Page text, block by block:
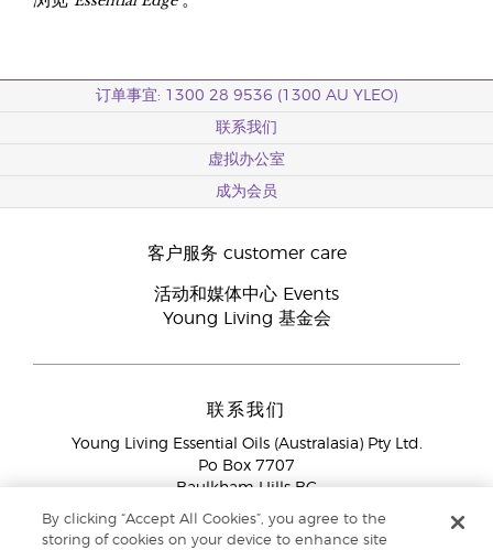
订单事宜: 1300 28 9536 (1300 AU YLEO)
联系我们
虚拟办公室
成为会员
客户服务 customer care
活动和媒体中心 Events
Young Living 基金会
联系我们
Young Living Essential Oils (Australasia) Pty Ltd.
Po Box 7707
Baulkham Hills BC
NSW 2153
会员服务1300 28 9536 (1300 AU YLEO)
By clicking “Accept All Cookies”, you agree to the
storing of cookies on your device to enhance site